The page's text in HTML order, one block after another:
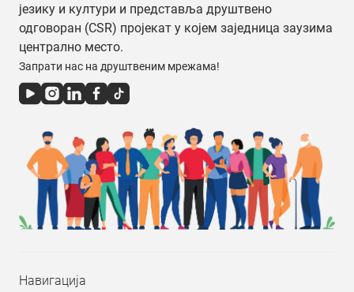
језику и култури и представља друштвено
одговоран (CSR) пројекат у којем заједница заузима
централно место.
Запрати нас на друштвеним мрежама!
Навигација